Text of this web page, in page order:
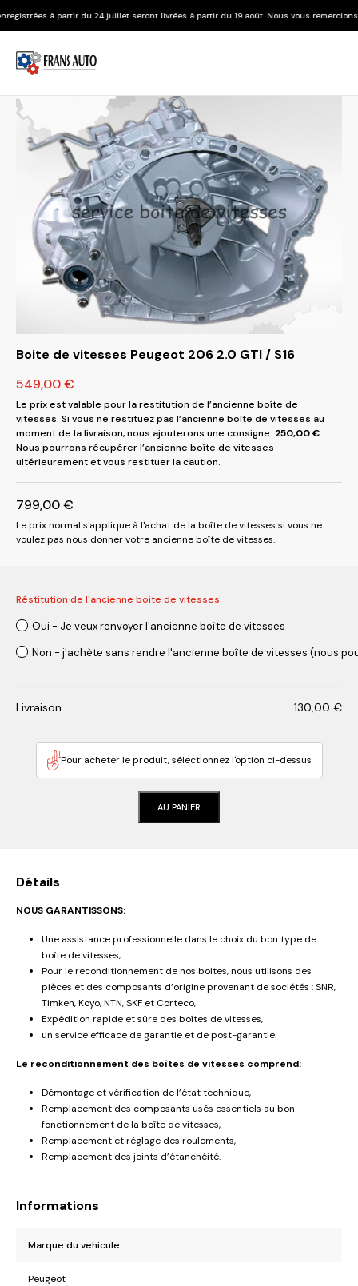
24 juillet seront livrées à partir du 19 août. Nous vous remercions de votre
Boite de vitesses Peugeot 206 2.0 GTI / S16
549,00€
Le prix est valable pour la restitution de l’ancienne boîte de
vitesses. Si vous ne restituez pas l’ancienne boîte de vitesses au
moment de la livraison, nous ajouterons une consigne 250,00€.
Nous pourrons récupérer l’ancienne boîte de vitesses
ultérieurement et vous restituer la caution.
799,00€
Le prix normal s'applique à l'achat de la boîte de vitesses si vous ne
voulez pas nous donner votre ancienne boîte de vitesses.
Réstitution de l'ancienne boite de vitesses
Oui - Je veux renvoyer l'ancienne boîte de vitesses
Non - j'achète sans rendre l'ancienne boîte de vitesses (nous
Livraison 130,00 €
Pour acheter le produit, sélectionnez l'option ci-dessus
AU PANIER
Détails
NOUS GARANTISSONS:
Une assistance professionnelle dans le choix du bon type de
boîte de vitesses,
Pour le reconditionnement de nos boites, nous utilisons des
pièces et des composants d’origine provenant de sociétés : SNR,
Timken, Koyo, NTN, SKF et Corteco,
Expédition rapide et sûre des boîtes de vitesses,
un service efficace de garantie et de post-garantie.
Le reconditionnement des boîtes de vitesses comprend:
Démontage et vérification de l’état technique,
Remplacement des composants usés essentiels au bon
fonctionnement de la boîte de vitesses,
Remplacement et réglage des roulements,
Remplacement des joints d’étanchéité.
Informations
Marque du vehicule:
Peugeot